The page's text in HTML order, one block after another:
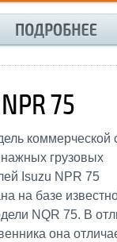
75
коммерческой
грузовых
Isuzu NPR 75
на базе
NQR 75. В
она